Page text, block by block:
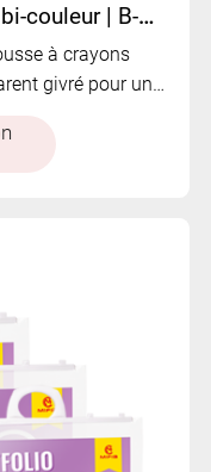
Étui au crayon de style tiroir bi-couleur | B-MFO-8206
à crayons
givré pour un